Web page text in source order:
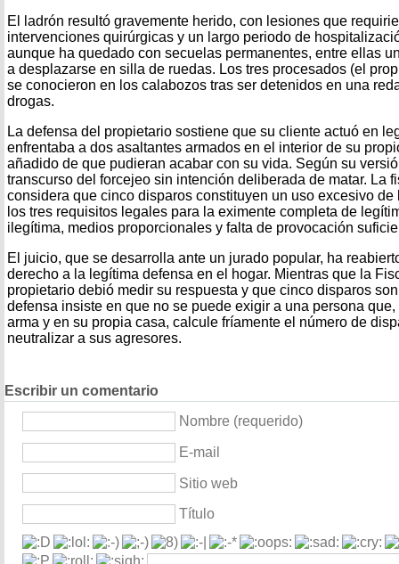
El ladrón resultó gravemente herido, con lesiones que
intervenciones quirúrgicas y un largo periodo de
aunque ha quedado con secuelas permanentes, entre ellas
a desplazarse en silla de ruedas. Los tres procesados (el
se conocieron en los calabozos tras ser detenidos en una
drogas.
La defensa del propietario sostiene que su cliente actuó en
enfrentaba a dos asaltantes armados en el interior de su
añadido de que pudieran acabar con su vida. Según su
transcurso del forcejeo sin intención deliberada de matar. La
considera que cinco disparos constituyen un uso excesivo de
los tres requisitos legales para la eximente completa de
ilegítima, medios proporcionales y falta de provocación
El juicio, que se desarrolla ante un jurado popular, ha
derecho a la legítima defensa en el hogar. Mientras que la
propietario debió medir su respuesta y que cinco disparos
defensa insiste en que no se puede exigir a una persona
arma y en su propia casa, calcule fríamente el número de
neutralizar a sus agresores.
Escribir un comentario
Nombre (requerido)
E-mail
Sitio web
Título